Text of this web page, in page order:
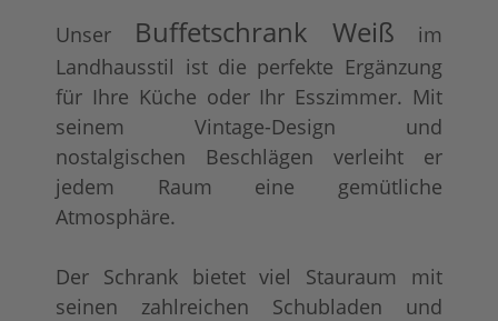
Unser Buffetschrank Weiß im
Landhausstil ist die perfekte Ergänzung
für Ihre Küche oder Ihr Esszimmer. Mit
seinem Vintage-Design und
nostalgischen Beschlägen verleiht er
jedem Raum eine gemütliche
Atmosphäre.
Der Schrank bietet viel Stauraum mit
seinen zahlreichen Schubladen und